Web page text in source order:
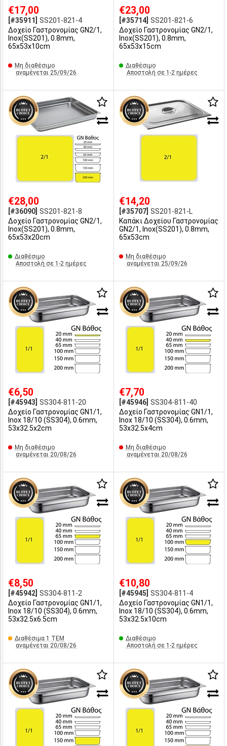
€17,00
[#35911]
SS201-821-4
Δοχείο Γαστρονομίας GN2/1,
Inox(SS201), 0.8mm,
65x53x10cm
Μη διαθέσιμο
αναμένεται 25/09/26
€23,00
[#35714] SS201-821-6
Δοχείο Γαστρονομίας GN2/1,
Inox(SS201), 0.8mm,
65x53x15cm
Διαθέσιμο
Αποστολή σε 1-2 ημέρες
€28,00
[#36090] SS201-821-8
Δοχείο Γαστρονομίας GN2/1,
Inox(SS201), 0.8mm,
65x53x20cm
Διαθέσιμο
Αποστολή σε 1-2 ημέρες
€14,20
[#35707] SS201-821-L
Καπάκι Δοχείου Γαστρονομίας
GN2/1, Inox(SS201), 0.8mm,
65x53cm
Μη διαθέσιμο
αναμένεται 25/09/26
€6,50
[#45943] SS304-811-20
Δοχείο Γαστρονομίας GN1/1,
Inox 18/10 (SS304), 0.6mm,
53x32.5x2cm
Μη διαθέσιμο
αναμένεται 20/08/26
€7,70
[#45946] SS304-811-40
Δοχείο Γαστρονομίας GN1/1,
Inox 18/10 (SS304), 0.6mm,
53x32.5x4cm
Μη διαθέσιμο
αναμένεται 20/08/26
€8,50
[#45942] SS304-811-2
Δοχείο Γαστρονομίας GN1/1,
Inox 18/10 (SS304), 0.6mm,
53x32.5x6.5cm
Διαθέσιμα 1 ΤΕΜ
αναμένεται 20/08/26
€10,80
[#45945] SS304-811-4
Δοχείο Γαστρονομίας GN1/1,
Inox 18/10 (SS304), 0.6mm,
53x32.5x10cm
Διαθέσιμο
Αποστολή σε 1-2 ημέρες